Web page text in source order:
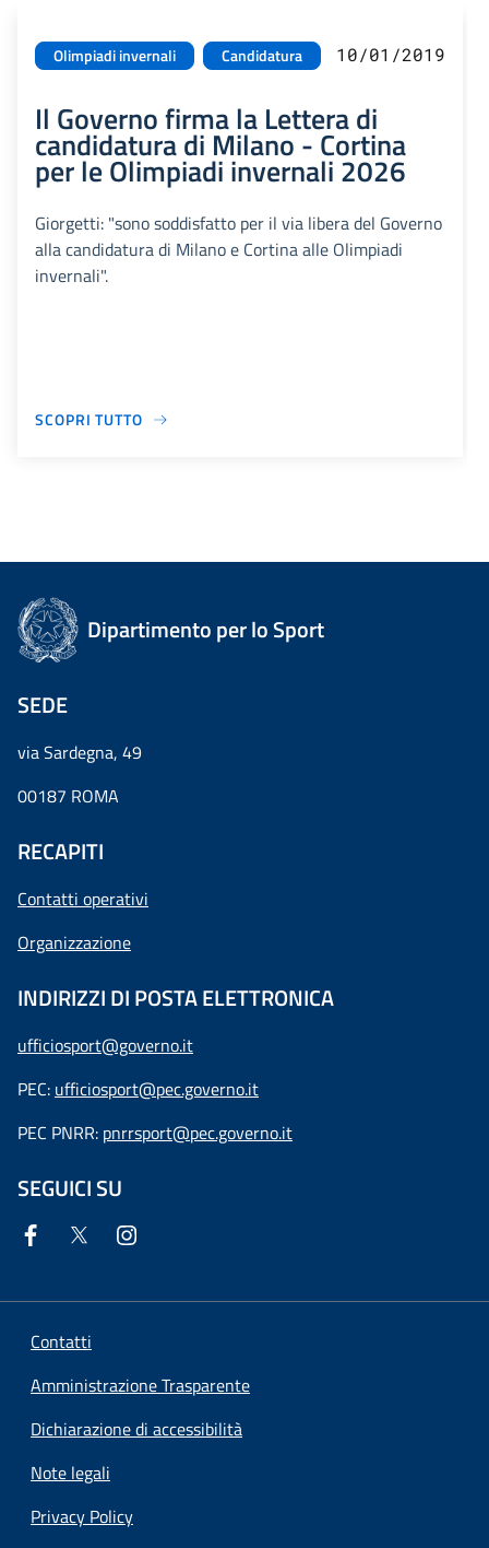
Olimpiadi invernali Candidatura 10/01/2019
Il Governo firma la Lettera di
candidatura di Milano - Cortina
per le Olimpiadi invernali 2026
Giorgetti: "sono soddisfatto per il via libera del Governo
alla candidatura di Milano e Cortina alle Olimpiadi
invernali".
SCOPRI TUTTO
Dipartimento per lo Sport
SEDE
via Sardegna, 49
00187 ROMA
RECAPITI
Contatti operativi
Organizzazione
INDIRIZZI DI POSTA ELETTRONICA
ufficiosport@governo.it
PEC: ufficiosport@pec.governo.it
PEC PNRR: pnrrsport@pec.governo.it
SEGUICI SU
Contatti
Amministrazione Trasparente
Dichiarazione di accessibilità
Note legali
Privacy Policy